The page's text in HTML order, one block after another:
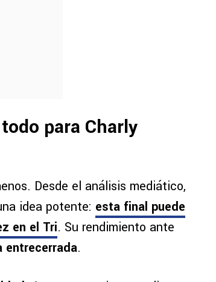
para Charly
Desde el análisis mediático,
idea potente: esta final puede
en el Tri. Su rendimiento ante
entrecerrada.